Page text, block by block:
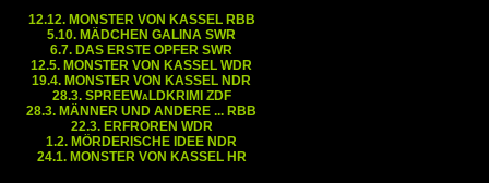
12.12. MONSTER VON KASSEL RBB
5.10. MÄDCHEN GALINA SWR
6.7. DAS ERSTE OPFER SWR
12.5. MONSTER VON KASSEL WDR
19.4. MONSTER VON KASSEL NDR
28.3. SPREEWaLDKRIMI ZDF
28.3. MÄNNER UND ANDERE ... RBB
22.3. ERFROREN WDR
1.2. MÖRDERISCHE IDEE NDR
24.1. MONSTER VON KASSEL HR